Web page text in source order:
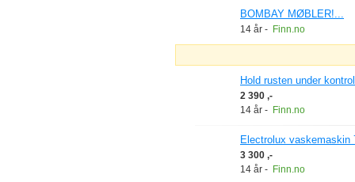
BOMBAY MØBLER!...
14 år - Finn.no
Hold rusten under
2 390 ,-
14 år - Finn.no
Electrolux vaskemaskin
3 300 ,-
14 år - Finn.no